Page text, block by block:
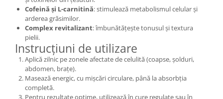
Cofeină și L-carnitină: stimulează metabolismul celular și
arderea grăsimilor.
Complex revitalizant: îmbunătățește tonusul și textura
pielii.
Instrucțiuni de utilizare
Aplică zilnic pe zonele afectate de celulită (coapse, șolduri,
abdomen, brațe).
Masează energic, cu mișcări circulare, până la absorbția
completă.
Pentru rezultate optime, utilizează în cure regulate sau în